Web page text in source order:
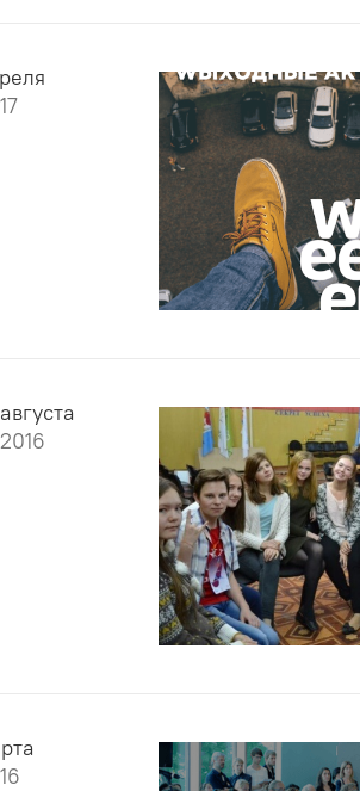
августа
2016